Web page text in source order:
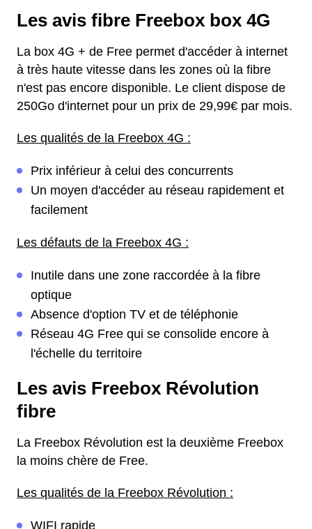
Les avis fibre Freebox box 4G
La box 4G + de Free permet d'accéder à internet
à très haute vitesse dans les zones où la fibre
n'est pas encore disponible. Le client dispose de
250Go d'internet pour un prix de 29,99€ par mois.
Les qualités de la Freebox 4G :
Prix inférieur à celui des concurrents
Un moyen d'accéder au réseau rapidement et
facilement
Les défauts de la Freebox 4G :
Inutile dans une zone raccordée à la fibre
optique
Absence d'option TV et de téléphonie
Réseau 4G Free qui se consolide encore à
l'échelle du territoire
Les avis Freebox Révolution
fibre
La Freebox Révolution est la deuxième Freebox
la moins chère de Free.
Les qualités de la Freebox Révolution :
WIFI rapide